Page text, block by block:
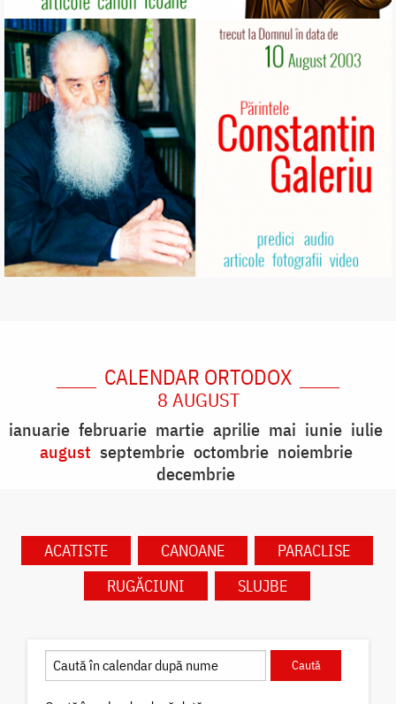
CALENDAR ORTODOX
8 AUGUST
ianuarie februarie martie aprilie mai iunie iulie
august septembrie octombrie noiembrie
decembrie
ACATISTE CANOANE
PARACLISE
RUGĂCIUNI
SLUJBE